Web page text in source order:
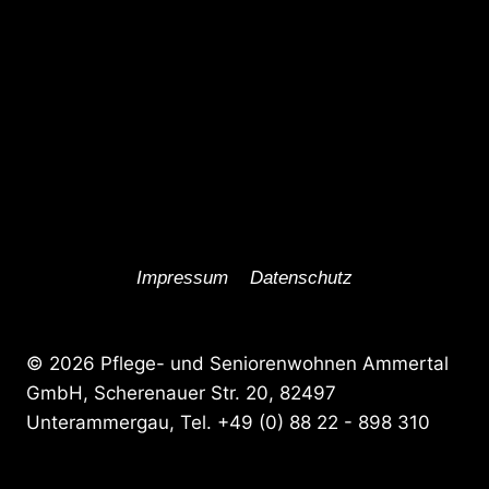
Impressum Datenschutz
© 2026 Pflege- und Seniorenwohnen Ammertal
GmbH, Scherenauer Str. 20, 82497
Unterammergau, Tel. +49 (0) 88 22 - 898 310